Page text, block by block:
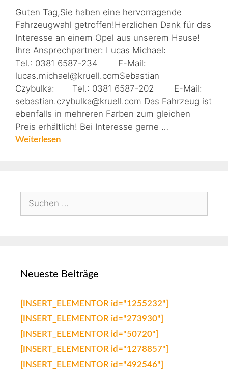
Guten Tag,Sie haben eine hervorragende
Fahrzeugwahl getroffen!Herzlichen Dank für das
Interesse an einem Opel aus unserem Hause!
Ihre Ansprechpartner: Lucas Michael:
Tel.: 0381 6587-234 E-Mail:
lucas.michael@kruell.comSebastian
Czybulka: Tel.: 0381 6587-202 E-Mail:
sebastian.czybulka@kruell.com Das Fahrzeug ist
ebenfalls in mehreren Farben zum gleichen
Preis erhältlich! Bei Interesse gerne …
Weiterlesen
Neueste Beiträge
[INSERT_ELEMENTOR id="1255232"]
[INSERT_ELEMENTOR id="273930"]
[INSERT_ELEMENTOR id="50720"]
[INSERT_ELEMENTOR id="1278857"]
[INSERT_ELEMENTOR id="492546"]